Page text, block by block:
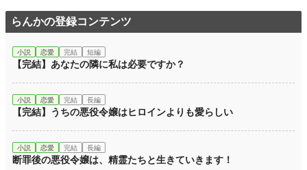
らんかの登録コンテンツ
小説 恋愛 完結 短編
【完結】あなたの隣に私は必要ですか？
小説 恋愛 完結 長編
【完結】うちの悪役令嬢はヒロインよりも愛らしい
小説 恋愛 完結 長編
断罪後の悪役令嬢は、精霊たちと生きていきます！